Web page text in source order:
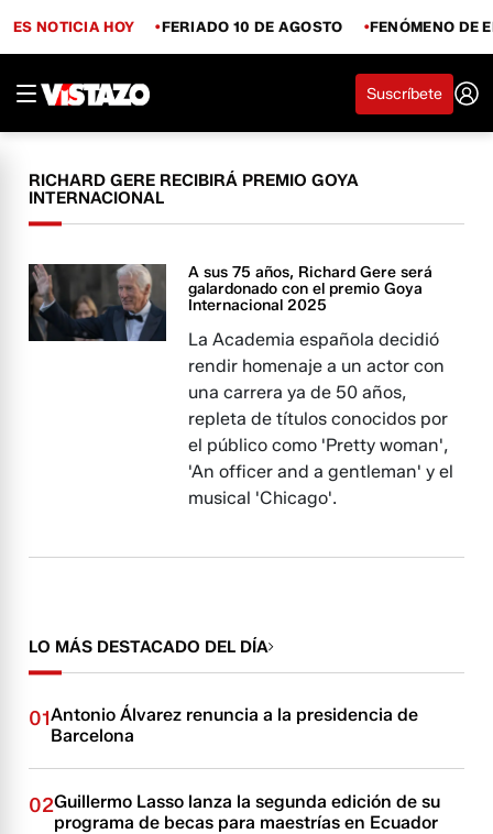
ES NOTICIA HOY FERIADO 10 DE AGOSTO FENÓMENO DE
Suscríbete
RICHARD GERE RECIBIRÁ PREMIO GOYA
INTERNACIONAL
A sus 75 años, Richard Gere será
galardonado con el premio Goya
Internacional 2025
La Academia española decidió
rendir homenaje a un actor con
una carrera ya de 50 años,
repleta de títulos conocidos por
el público como 'Pretty woman',
'An officer and a gentleman' y el
musical 'Chicago'.
LO MÁS DESTACADO DEL DÍA
01Antonio Álvarez renuncia a la presidencia de
Barcelona
02Guillermo Lasso lanza la segunda edición de su
programa de becas para maestrías en Ecuador